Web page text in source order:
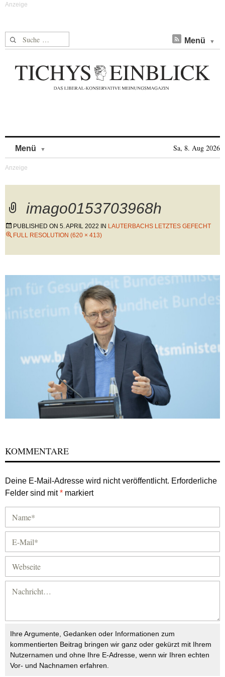
Suche nach: Menü
Menü Sa, 8. Aug 2026
imago0153703968h
PUBLISHED ON 5. APRIL 2022 IN LAUTERBACHS LETZTES GEFECHT
FULL RESOLUTION (620 × 413)
KOMMENTARE
Deine E-Mail-Adresse wird nicht veröffentlicht. Erforderliche
Felder sind mit* markiert
Ihre Argumente, Gedanken oder Informationen zum
kommentierten Beitrag bringen wir ganz oder gekürzt mit Ihrem
Nutzernamen und ohne Ihre E-Adresse, wenn wir Ihren echten
Vor- und Nachnamen erfahren.